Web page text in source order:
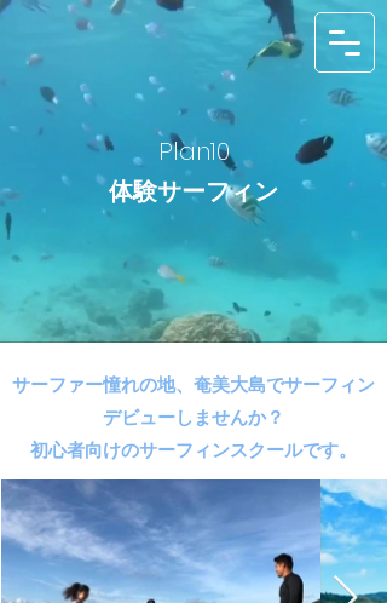
Plan10
体験サーフィン
サーファー憧れの地、奄美大島でサーフィン
デビューしませんか？
初心者向けのサーフィンスクールです。